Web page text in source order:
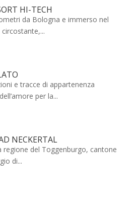
HI-TECH
da Bologna e immerso nel
e tracce di appartenenza
per la...
NECKERTAL
regione del Toggenburgo, cantone
di...